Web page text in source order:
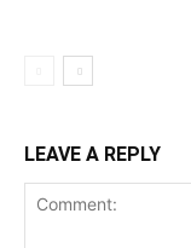
LEAVE A REPLY